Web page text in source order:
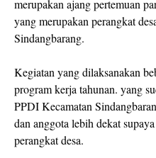
merupakan ajang pertemuan
yang merupakan perangkat
Sindangbarang.
Kegiatan yang dilaksanakan
program kerja tahunan. yang
PPDI Kecamatan
dan anggota lebih dekat
perangkat desa.